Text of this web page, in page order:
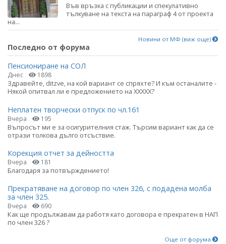
Във връзка с публикации и спекулативно
тълкуване на текста на параграф 4 от проекта
на...
Новини от МФ (виж още)
Последно от форума
Пенсиониране на СОЛ
Днес 1898
Здравейте, ditzve, на кой вариант се спряхте? И към останалите -
Някой опитвал ли е предложението на ХХХХХ?
Неплатен творчески отпуск по чл.161
Вчера 195
Въпросът ми е за осигурителния стаж. Търсим вариант как да се
отрази толкова дълго отсъствие.
Корекция отчет за дейността
Вчера 181
Благодаря за потвърждението!
Прекратяване на договор по член 326, с подадена молба
за член 325.
Вчера 690
Как ще продължавам да работя като договора е прекратен в НАП
по член 326 ?
Още от форума